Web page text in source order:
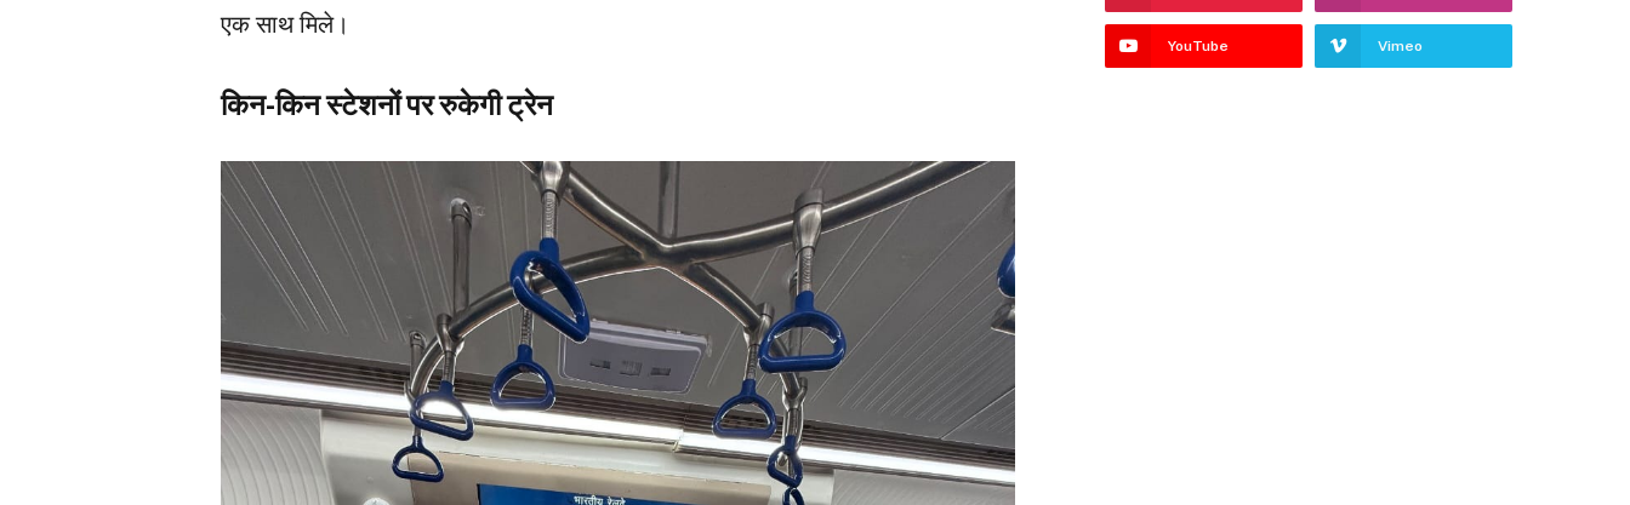
एक साथ मिले।
किन-किन स्टेशनों पर रुकेगी ट्रेन
YouTube Vimeo